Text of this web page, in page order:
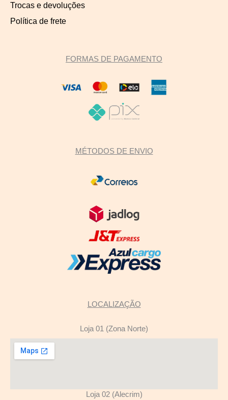
Trocas e devoluções
Política de frete
FORMAS DE PAGAMENTO
MÉTODOS DE ENVIO
LOCALIZAÇÃO
Loja 01 (Zona Norte)
Loja 02 (Alecrim)